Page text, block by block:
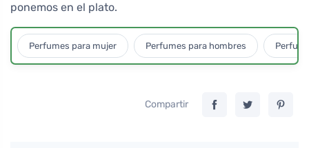
ponemos en el plato.
Perfumes para mujer Perfumes para hombres
Compartir